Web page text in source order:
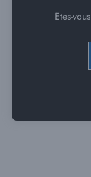
Etes-